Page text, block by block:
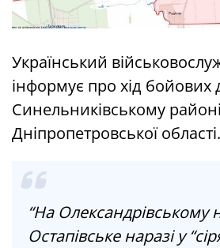
Український
інформує про хід бойових
Синельниківському районі
Дніпропетровської області.
“На Олександрівському
Остапівське наразі у